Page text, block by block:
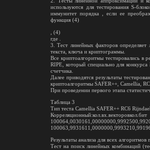
используются для тестирования S-
иммунитет порядка , если ее
функция (4)
, (4)
где .
3. Тест линейных факторов определяет
текста, ключа и криптограммы.
Все криптоалгоритмы тестировались в
RIPE, который специально для
счетчика.
Далее приводятся результаты
криптоалгоритмы SAFER++, Camellia,
При проведении первого этапа
Таблица 3
Тип теста Camellia SAFER++ RC6
Результаты анализа для всех
Тест на поиск линейных комбинаций